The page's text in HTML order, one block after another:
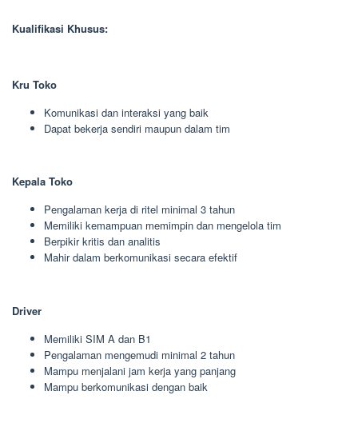
Kualifikasi Khusus:
Kru Toko
Komunikasi dan interaksi yang baik
Dapat bekerja sendiri maupun dalam tim
Kepala Toko
Pengalaman kerja di ritel minimal 3 tahun
Memiliki kemampuan memimpin dan mengelola tim
Berpikir kritis dan analitis
Mahir dalam berkomunikasi secara efektif
Driver
Memiliki SIM A dan B1
Pengalaman mengemudi minimal 2 tahun
Mampu menjalani jam kerja yang panjang
Mampu berkomunikasi dengan baik